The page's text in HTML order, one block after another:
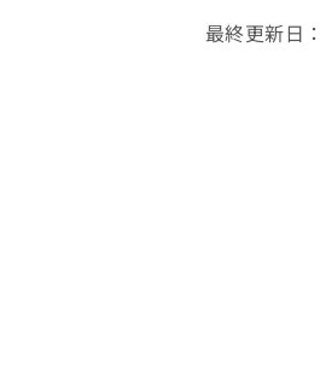
最終更新日